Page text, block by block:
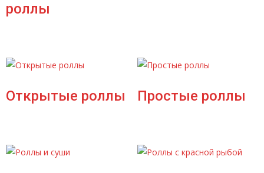
роллы
Открытые роллы Простые роллы